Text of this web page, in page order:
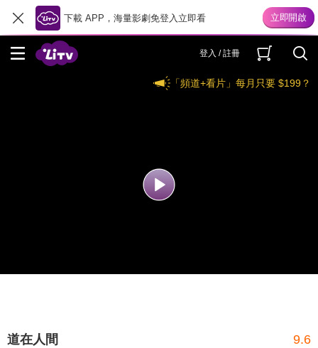
下載 APP，海量影劇免登入立即看
登入 / 註冊
「頻道+看片」每月只要 $199？
道在人間 9.6